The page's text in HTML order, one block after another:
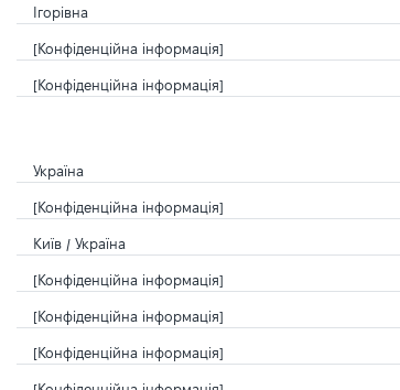
Ігорівна
[Конфіденційна інформація]
[Конфіденційна інформація]
Україна
[Конфіденційна інформація]
Київ / Україна
[Конфіденційна інформація]
[Конфіденційна інформація]
[Конфіденційна інформація]